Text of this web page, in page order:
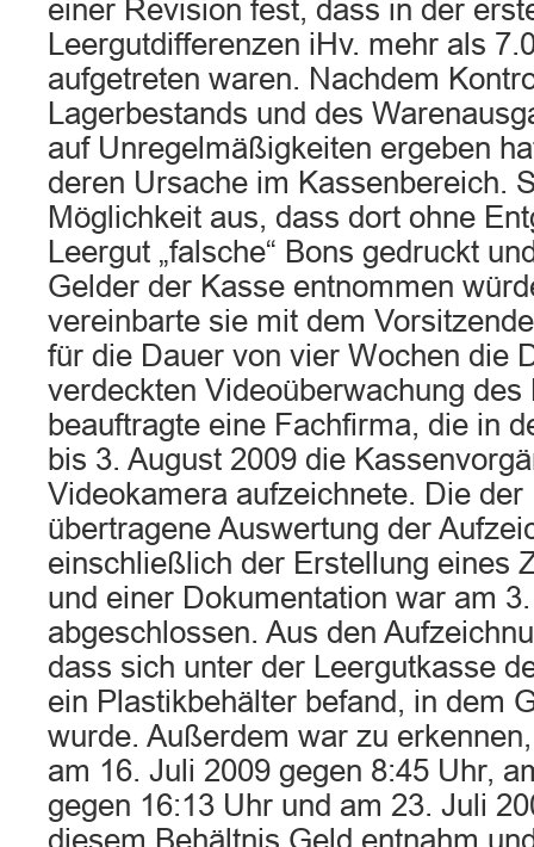
einer Revision fest, dass in der
Leergutdifferenzen iHv. mehr als
aufgetreten waren. Nachdem
Lagerbestands und des
auf Unregelmäßigkeiten ergeben
deren Ursache im Kassenbereich.
Möglichkeit aus, dass dort ohne
Leergut „falsche“ Bons gedruckt
Gelder der Kasse entnommen
vereinbarte sie mit dem
für die Dauer von vier Wochen die
verdeckten Videoüberwachung
beauftragte eine Fachfirma, die in
bis 3. August 2009 die
Videokamera aufzeichnete. Die
übertragene Auswertung der
einschließlich der Erstellung eines
und einer Dokumentation war am
abgeschlossen. Aus den
dass sich unter der Leergutkasse
ein Plastikbehälter befand, in dem
wurde. Außerdem war zu
am 16. Juli 2009 gegen 8:45 Uhr,
gegen 16:13 Uhr und am 23. Juli
diesem Behältnis Geld entnahm